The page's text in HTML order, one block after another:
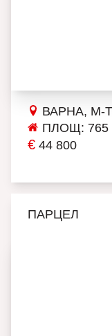
ВАРНА, М-
ПЛОЩ: 765
€ 44 800
ПАРЦЕЛ